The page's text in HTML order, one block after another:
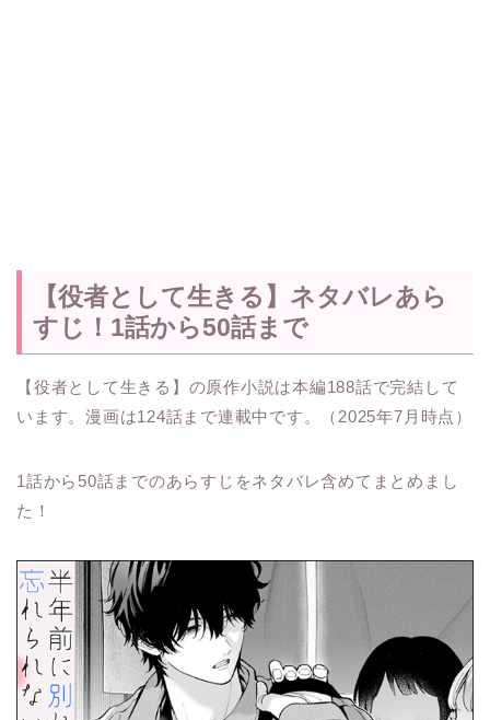
【役者として生きる】ネタバレあら
すじ！1話から50話まで
【役者として生きる】の原作小説は本編188話で完結して
います。漫画は124話まで連載中です。（2025年7月時点）
1話から50話までのあらすじをネタバレ含めてまとめまし
た！